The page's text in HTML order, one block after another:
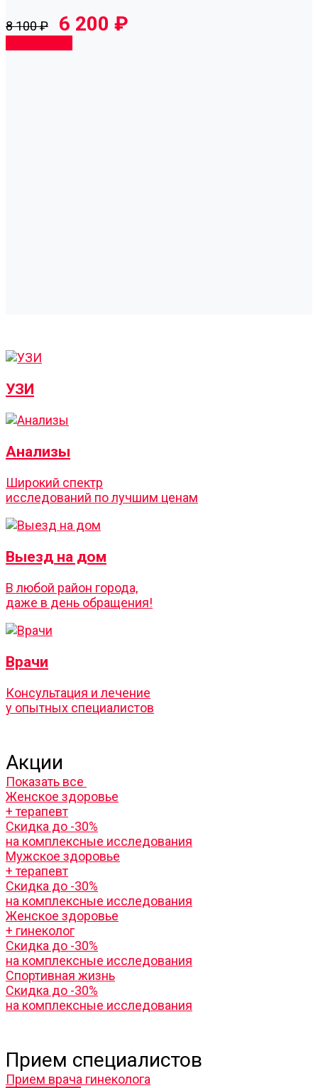
8 100 ₽ 6 200 ₽
УЗИ
Анализы
Широкий спектр
исследований по лучшим ценам
Выезд на дом
В любой район города,
даже в день обращения!
Врачи
Консультация и лечение
у опытных специалистов
Акции
Показать все
Женское здоровье
+ терапевт
Скидка до -30%
на комплексные исследования
Мужское здоровье
+ терапевт
Скидка до -30%
на комплексные исследования
Женское здоровье
+ гинеколог
Скидка до -30%
на комплексные исследования
Спортивная жизнь
Скидка до -30%
на комплексные исследования
Прием специалистов
Прием врача гинеколога